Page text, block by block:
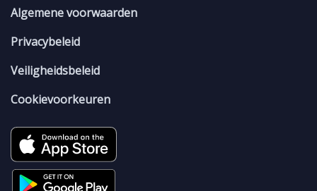
Algemene voorwaarden
Privacybeleid
Veiligheidsbeleid
Cookievoorkeuren